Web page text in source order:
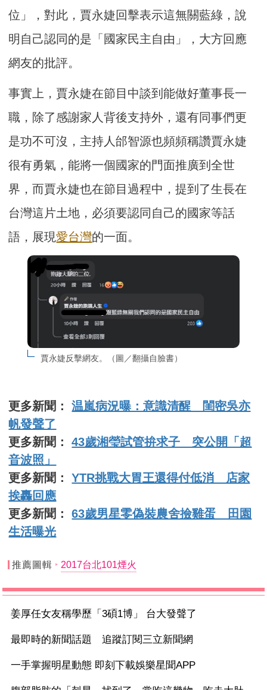
位」，對此，賈永婕回擊表示這無關藍綠，說
明自己認同的是「國家民主自由」，大方回應
網友的批評。
事實上，賈永婕在節目中談到能做好董事長一
職，除了感謝家人背後支持外，還有同事們更
是功不可沒，主持人邰智源也頻頻稱讚賈永婕
很有勇氣，能將一個國家的門面推廣到全世
界，而賈永婕也在節目過程中，提到了生長在
台灣這片土地，必須要認同自己的國家等話
語，展現愛台灣的一面。
賈永婕反擊網友。（圖／翻攝自臉書）
更多新聞：温嵐病況曝：意識清醒 閨密吳亦
帆發聲了
更多新聞：43歲湘瑩試管拚求子 突公開「超
音波照」
更多新聞：YTR挑戰大胃王還得付低消 店家
挨轟回應
更多新聞：63歲男星零偽裝農舍撿雞蛋 田園
生活曝光
推薦圖輯 2017台北101煙火
姜厚任女友稱學歷「3碩1博」 台大發聲了
最即時的新聞話題 追蹤訂閱三立新聞網
一手掌握明星動態 即刻下載娛樂星聞APP